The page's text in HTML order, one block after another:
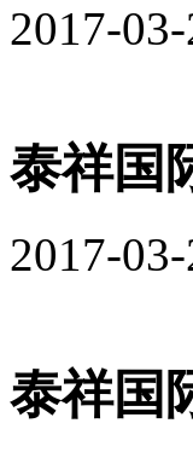
2017-
泰祥国
2017-
泰祥国